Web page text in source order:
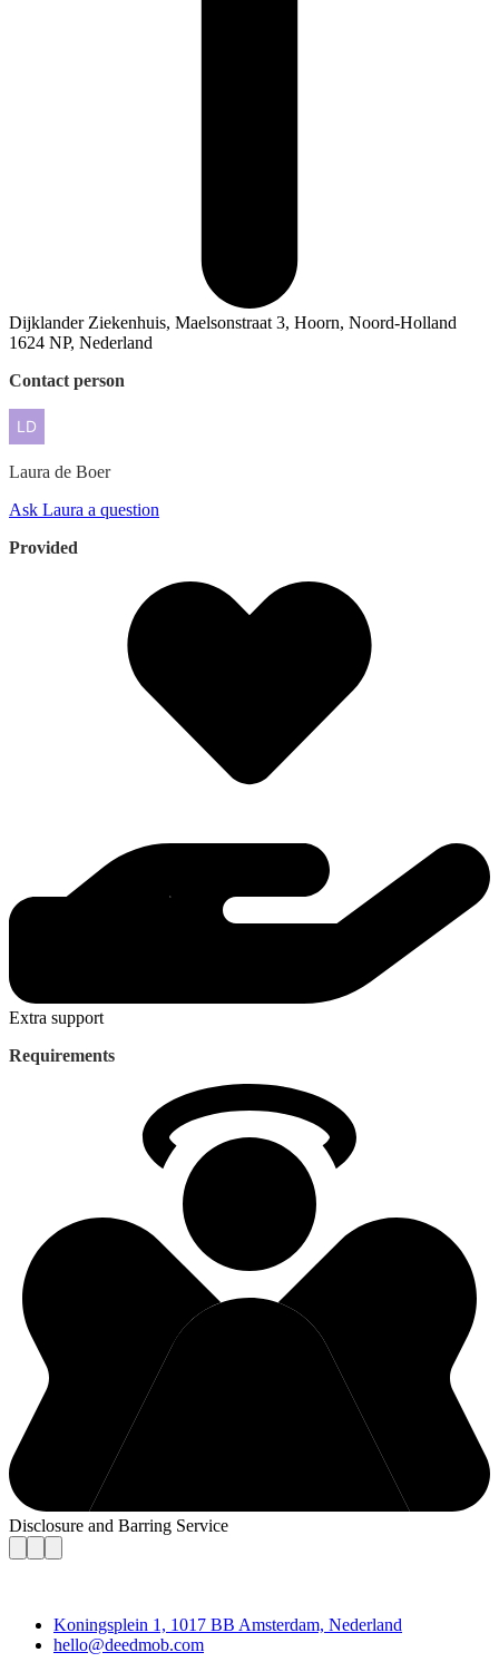
Dijklander Ziekenhuis, Maelsonstraat 3, Hoorn, Noord-Holland
1624 NP, Nederland
Contact person
Laura de Boer
Ask Laura a question
Provided
Extra support
Requirements
Disclosure and Barring Service
Koningsplein 1, 1017 BB Amsterdam, Nederland
hello@deedmob.com